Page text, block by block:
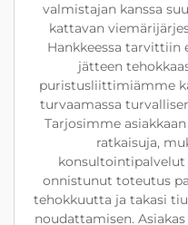
valmistajan kanssa
kattavan
Hankkeessa tarvittiin
jätteen
puristusliittimiämme
turvaamassa
Tarjosimme
ratkaisuja,
konsultointipalvelut
onnistunut toteutus
tehokkuutta ja takasi
noudattamisen.